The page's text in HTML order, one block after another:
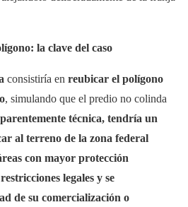
la clave del caso
consistiría en reubicar el polígono
, simulando que el predio no colinda
técnica, tendría un
al terreno de la zona federal
con mayor protección
legales y se
de su comercialización o